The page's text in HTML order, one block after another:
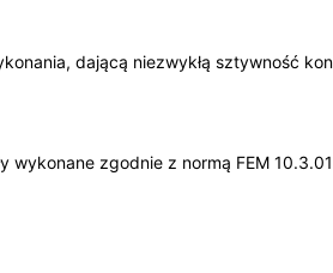
dającą niezwykłą sztywność
zgodnie z normą FEM